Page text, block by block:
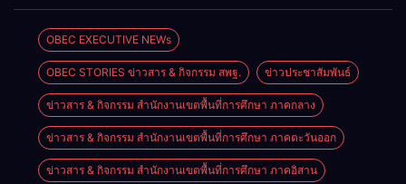
74 ปีการ
ศึกษา 2569
ศึกษา
ตำแหน่ง รอง
ผู้อำนวยการ
สถานศึกษา
OBEC EXECUTIVE NEWs
OBEC STORIES ข่าวสาร & กิจกรรม สพฐ. ข่าวประชาสัมพันธ์
ข่าวสาร & กิจกรรม สำนักงานเขตพื้นที่การศึกษา ภาคกลาง
ข่าวสาร & กิจกรรม สำนักงานเขตพื้นที่การศึกษา ภาคตะวันออก
ข่าวสาร & กิจกรรม สำนักงานเขตพื้นที่การศึกษา ภาคอิสาน